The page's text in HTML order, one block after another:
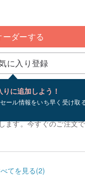
ーダーする
に入り登録
に追加しよう！
ール情報をいち早く受け取
ージカードを作成でき
払いが確認でき次第、
ます。今すぐのご注文
てを見る(2)